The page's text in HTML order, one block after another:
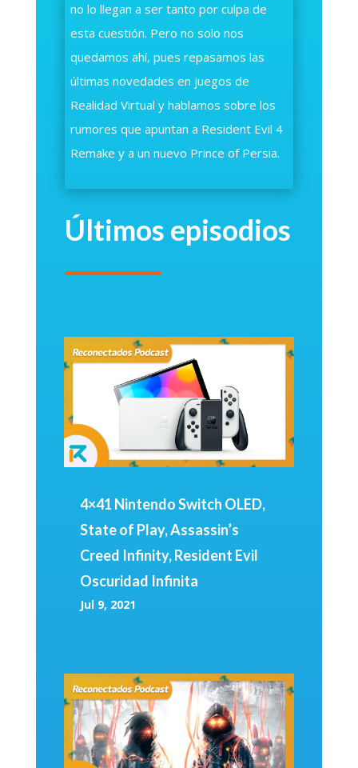
no lo llegan a ser tanto por culpa de
esta cuestión. Pero no solo nos
quedamos ahí, pues repasamos las
últimas novedades en juegos de
Realidad Virtual y hablamos sobre los
rumores que apuntan a Resident Evil 4
Remake y a un nuevo Prince of Persia.
Últimos episodios
4×41 Nintendo Switch OLED,
State of Play, Assassin’s
Creed Infinity, Resident Evil
Oscuridad Infinita
Jul 9, 2021